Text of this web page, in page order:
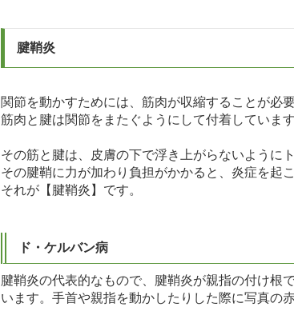
腱鞘炎
関節を動かすためには、筋肉が収縮することが必要
筋肉と腱は関節をまたぐようにして付着しています
その筋と腱は、皮膚の下で浮き上がらないように
その腱鞘に力が加わり負担がかかると、炎症を起こ
それが【腱鞘炎】です。
ド・ケルバン病
腱鞘炎の代表的なもので、腱鞘炎が親指の付け根
います。手首や親指を動かしたりした際に写真の